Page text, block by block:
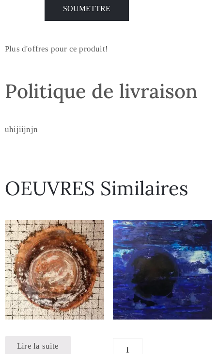
Plus d'offres pour ce produit!
Politique de livraison
uhijiijnjn
OEUVRES Similaires
Lire la suite